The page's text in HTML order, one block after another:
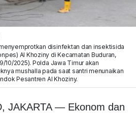
disinfektan dan insektisida
Al Khoziny di Kecamatan Buduran,
10/2025). Polda Jawa Timur akan
mushalla pada saat santri menunaikan
Pesantren Al Khoziny.
JAKARTA — Ekonom dan